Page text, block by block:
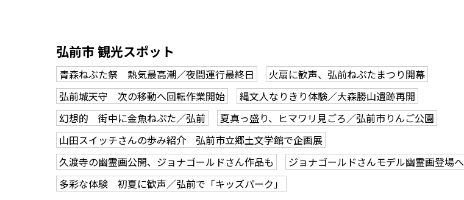
弘前市 観光スポット
青森ねぶた祭 熱気最高潮／夜間運行最終日
火扇に歓声、弘前ねぷたまつり開幕
弘前城天守 次の移動へ回転作業開始
縄文人なりきり体験／大森勝山遺跡再開
幻想的 街中に金魚ねぷた／弘前
夏真っ盛り、ヒマワリ見ごろ／弘前市りんご公園
山田スイッチさんの歩み紹介 弘前市立郷土文学館で企画展
久渡寺の幽霊画公開、ジョナゴールドさん作品も
ジョナゴールドさんモデル幽霊画登場へ
多彩な体験 初夏に歓声／弘前で「キッズパーク」